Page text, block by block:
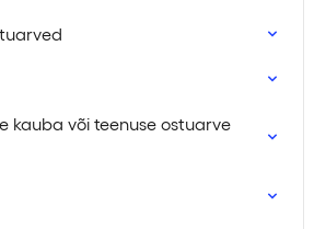
kauba või teenuse ostuarve